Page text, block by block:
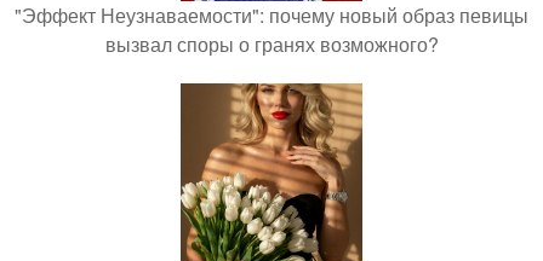
"Эффект Неузнаваемости": почему новый образ певицы
вызвал споры о гранях возможного?